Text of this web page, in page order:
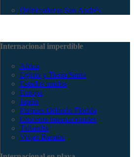
Quinceañeras San Andrés
Internacional imperdible
Africa
Egipto y Tierra Santa
Estados unidos
Europa
Japón
Parques Orlando Florida
Cruceros internacionales
Tailandia
Viajes Baratos